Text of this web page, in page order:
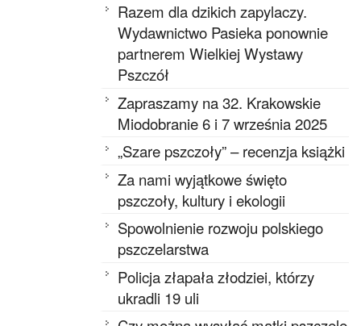
Razem dla dzikich zapylaczy.
Wydawnictwo Pasieka ponownie
partnerem Wielkiej Wystawy
Pszczół
Zapraszamy na 32. Krakowskie
Miodobranie 6 i 7 września 2025
„Szare pszczoły” – recenzja książki
Za nami wyjątkowe święto
pszczoły, kultury i ekologii
Spowolnienie rozwoju polskiego
pszczelarstwa
Policja złapała złodziei, którzy
ukradli 19 uli